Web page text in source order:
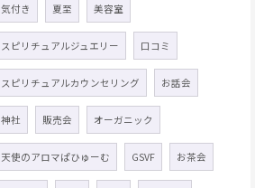
気付き 夏至 美容室
スピリチュアルジュエリー 口コミ
スピリチュアルカウンセリング お話会
神社 販売会 オーガニック
天使のアロマぱひゅーむ GSVF お茶会